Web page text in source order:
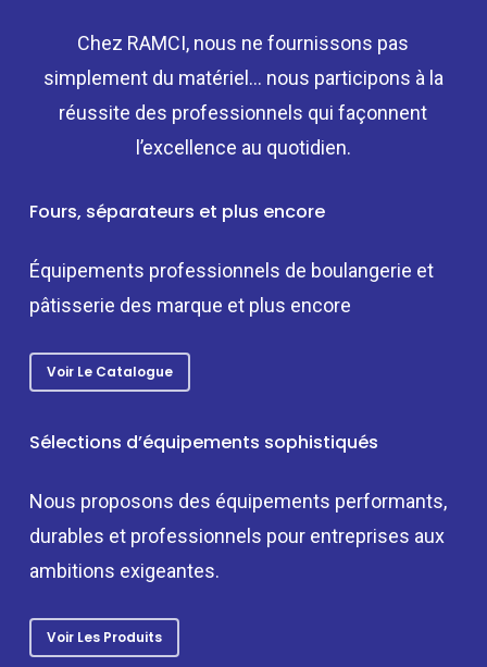
Chez RAMCI, nous ne fournissons pas
simplement du matériel… nous participons à la
réussite des professionnels qui façonnent
l’excellence au quotidien.
Fours, séparateurs et plus encore
Équipements professionnels de boulangerie et
pâtisserie des marque et plus encore
Voir Le Catalogue
Sélections d’équipements sophistiqués
Nous proposons des équipements performants,
durables et professionnels pour entreprises aux
ambitions exigeantes.
Voir Les Produits